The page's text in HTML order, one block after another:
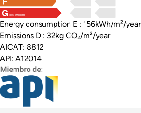
least efficient
Energy consumption E : 156kWh/m²/year
Emissions D : 32kg CO₂/m²/year
AICAT: 8812
API: A12014